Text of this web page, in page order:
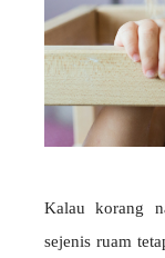
Kalau korang
sejenis ruam